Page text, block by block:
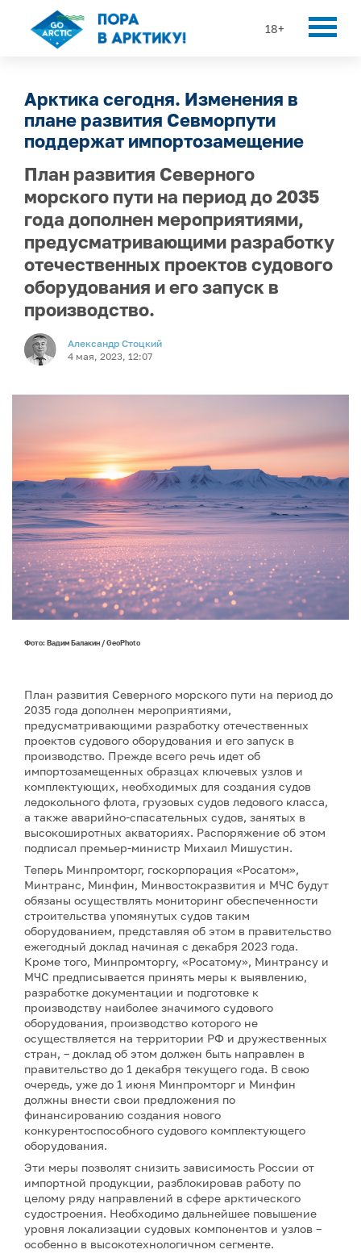
18+
Арктика сегодня. Изменения в
плане развития Севморпути
поддержат импортозамещение
План развития Северного
морского пути на период до 2035
года дополнен мероприятиями,
предусматривающими разработку
отечественных проектов судового
оборудования и его запуск в
производство.
Александр Стоцкий
4 мая, 2023, 12:07
Фото: Вадим Балакин / GeoPhoto
План развития Северного морского пути на период до
2035 года дополнен мероприятиями,
предусматривающими разработку отечественных
проектов судового оборудования и его запуск в
производство. Прежде всего речь идет об
импортозамещенных образцах ключевых узлов и
комплектующих, необходимых для создания судов
ледокольного флота, грузовых судов ледового класса,
а также аварийно-спасательных судов, занятых в
высокоширотных акваториях. Распоряжение об этом
подписал премьер-министр Михаил Мишустин.
Теперь Минпромторг, госкорпорация «Росатом»,
Минтранс, Минфин, Минвостокразвития и МЧС будут
обязаны осуществлять мониторинг обеспеченности
строительства упомянутых судов таким
оборудованием, представляя об этом в правительство
ежегодный доклад начиная с декабря 2023 года.
Кроме того, Минпромторгу, «Росатому», Минтрансу и
МЧС предписывается принять меры к выявлению,
разработке документации и подготовке к
производству наиболее значимого судового
оборудования, производство которого не
осуществляется на территории РФ и дружественных
стран, – доклад об этом должен быть направлен в
правительство до 1 декабря текущего года. В свою
очередь, уже до 1 июня Минпромторг и Минфин
должны внести свои предложения по
финансированию создания нового
конкурентоспособного судового комплектующего
оборудования.
Эти меры позволят снизить зависимость России от
импортной продукции, разблокировав работу по
целому ряду направлений в сфере арктического
судостроения. Необходимо дальнейшее повышение
уровня локализации судовых компонентов и узлов –
особенно в высокотехнологичном сегменте.